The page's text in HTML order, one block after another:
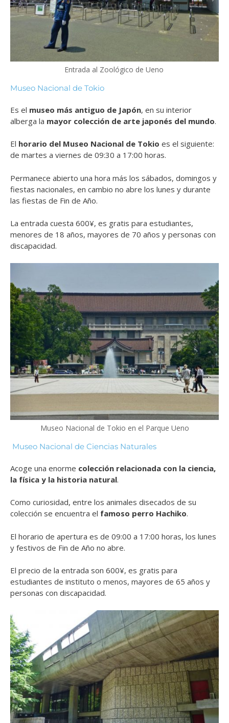
Entrada al Zoológico de Ueno
Museo Nacional de Tokio
Es el museo más antiguo de Japón, en su interior
alberga la mayor colección de arte japonés del mundo.
El horario del Museo Nacional de Tokio es el siguiente:
de martes a viernes de 09:30 a 17:00 horas.
Permanece abierto una hora más los sábados, domingos y
fiestas nacionales, en cambio no abre los lunes y durante
las fiestas de Fin de Año.
La entrada cuesta 600¥, es gratis para estudiantes,
menores de 18 años, mayores de 70 años y personas con
discapacidad.
Museo Nacional de Tokio en el Parque Ueno
Museo Nacional de Ciencias Naturales
Acoge una enorme colección relacionada con la ciencia,
la física y la historia natural.
Como curiosidad, entre los animales disecados de su
colección se encuentra el famoso perro Hachiko.
El horario de apertura es de 09:00 a 17:00 horas, los lunes
y festivos de Fin de Año no abre.
El precio de la entrada son 600¥, es gratis para
estudiantes de instituto o menos, mayores de 65 años y
personas con discapacidad.